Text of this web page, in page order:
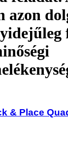
azon
& Place